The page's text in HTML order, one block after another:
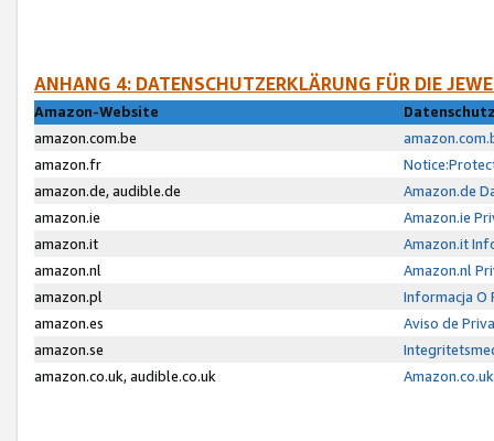
ANHANG 4: DATENSCHUTZERKLÄRUNG FÜR DIE
Amazon-Website
amazon.com.be
amazon.fr
amazon.de, audible.de
Amazon.de
amazon.ie
Amazon.ie
amazon.it
Amazon.it
amazon.nl
Amazon.nl
amazon.pl
Informacja O
amazon.es
Aviso de
amazon.se
amazon.co.uk, audible.co.uk